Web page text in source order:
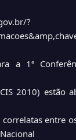
?
a 1ª
2010) estão
entre